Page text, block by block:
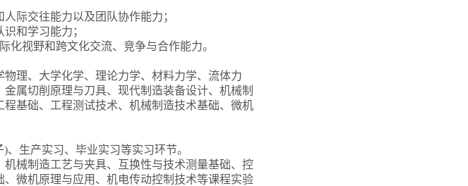
际交往能力以及团队协作能力；
和学习能力；
化视野和跨文化交流、竞争与合作能力。
理、大学化学、理论力学、材料力学、流体力
属切削原理与刀具、现代制造装备设计、机械制
基础、工程测试技术、机械制造技术基础、微机
生产实习、毕业实习等实习环节。
械制造工艺与夹具、互换性与技术测量基础、控
微机原理与应用、机电传动控制技术等课程实验